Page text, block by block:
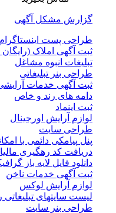
گزارش مشکل آگهی
طراحی پست اینستاگرام
ثبت آگهی املاک (رایگان و
تبلیغات انبوه مشاغل
طراحی بنر تبلیغاتی
ثبت آگهی خدمات آرایشی
دامه های رند و خاص
ثبت اینماد
لوازم آرایش اورجینال
طراحی سایت
پنل پیامکی دائمی با امکانات
دریافت کد رهگیری مالیاتی
دانلود فایل لایه باز گرافیکی
ثبت آگهی خدمات ناخن
لوازم آرایش لوکس
لیست سایتهای تبلیغاتی رایگان
طراحی بنر سایت